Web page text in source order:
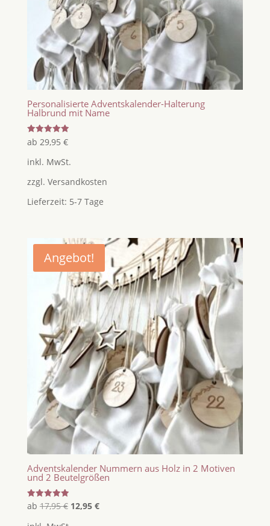
Personalisierte Adventskalender-Halterung
Halbrund mit Name
Bewertet
mit
von 5
ab 29,95 €
inkl. MwSt.
zzgl. Versandkosten
Lieferzeit: 5-7 Tage
Angebot!
Adventskalender Nummern aus Holz in 2 Motiven
und 2 Beutelgrößen
Bewertet
mit
ab 17,95€ Ursprünglicher
12,95 €Aktueller